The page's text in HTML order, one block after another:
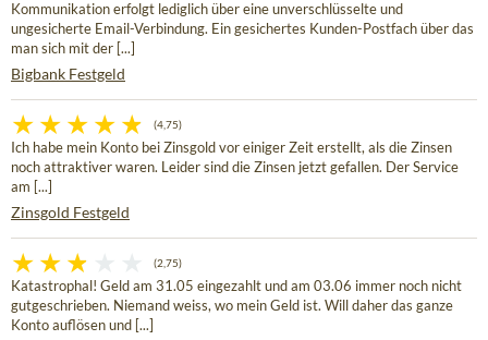
Kommunikation erfolgt lediglich über eine unverschlüsselte und
ungesicherte Email-Verbindung. Ein gesichertes Kunden-Postfach über das
man sich mit der [...]
Bigbank Festgeld
(4,75)
Ich habe mein Konto bei Zinsgold vor einiger Zeit erstellt, als die Zinsen
noch attraktiver waren. Leider sind die Zinsen jetzt gefallen. Der Service
am [...]
Zinsgold Festgeld
(2,75)
Katastrophal! Geld am 31.05 eingezahlt und am 03.06 immer noch nicht
gutgeschrieben. Niemand weiss, wo mein Geld ist. Will daher das ganze
Konto auflösen und [...]